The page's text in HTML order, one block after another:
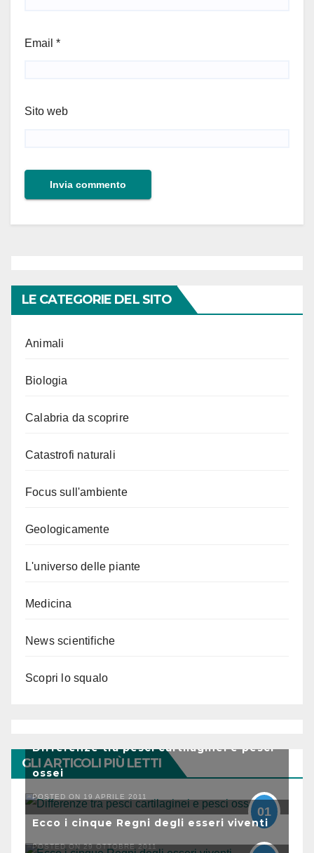
Email *
Sito web
LE CATEGORIE DEL SITO
Animali
Biologia
Calabria da scoprire
Catastrofi naturali
Focus sull'ambiente
Geologicamente
L'universo delle piante
Medicina
News scientifiche
Scopri lo squalo
GLI ARTICOLI PIÙ LETTI
Differenze tra pesci cartilaginei e pesci
ossei
POSTED ON 19 APRILE 2011
01
Ecco i cinque Regni degli esseri viventi
POSTED ON 29 OTTOBRE 2011